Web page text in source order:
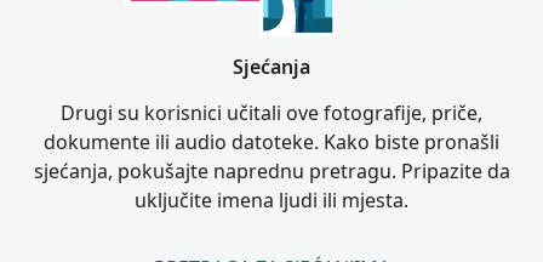
Sjećanja
Drugi su korisnici učitali ove fotografije, priče,
dokumente ili audio datoteke. Kako biste pronašli
sjećanja, pokušajte naprednu pretragu. Pripazite da
uključite imena ljudi ili mjesta.